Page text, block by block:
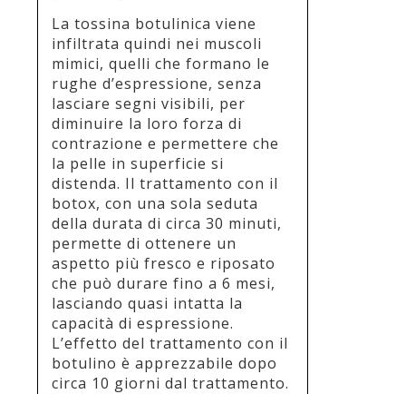
La tossina botulinica viene
infiltrata quindi nei muscoli
mimici, quelli che formano le
rughe d’espressione, senza
lasciare segni visibili, per
diminuire la loro forza di
contrazione e permettere che
la pelle in superficie si
distenda. Il trattamento con il
botox, con una sola seduta
della durata di circa 30 minuti,
permette di ottenere un
aspetto più fresco e riposato
che può durare fino a 6 mesi,
lasciando quasi intatta la
capacità di espressione.
L’effetto del trattamento con il
botulino è apprezzabile dopo
circa 10 giorni dal trattamento.